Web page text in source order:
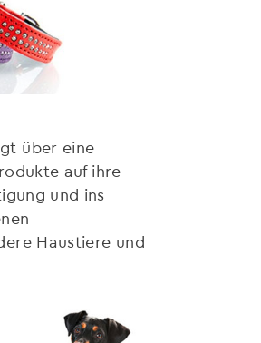
über eine
auf ihre
und ins
Haustiere und